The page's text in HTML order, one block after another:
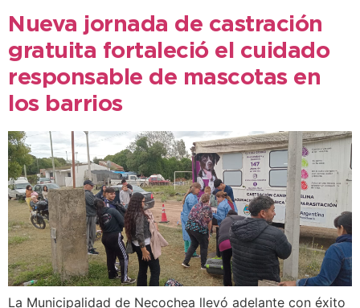
Nueva jornada de castración
gratuita fortaleció el cuidado
responsable de mascotas en
los barrios
La Municipalidad de Necochea llevó adelante con éxito